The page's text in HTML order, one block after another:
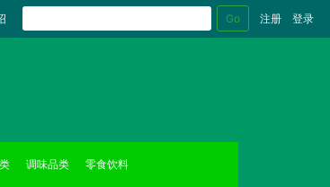
Go 注册 登录
调味品类 零食饮料